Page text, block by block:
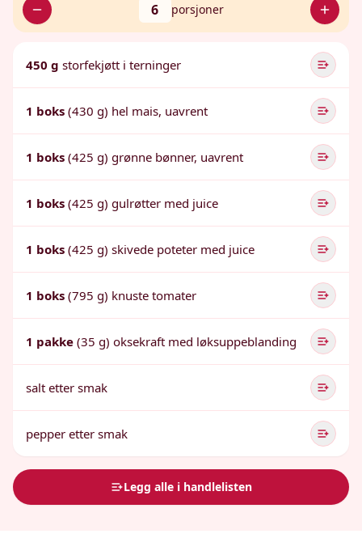
6 porsjoner
450 g storfekjøtt i terninger
1 boks (430 g) hel mais, uavrent
1 boks (425 g) grønne bønner, uavrent
1 boks (425 g) gulrøtter med juice
1 boks (425 g) skivede poteter med juice
1 boks (795 g) knuste tomater
1 pakke (35 g) oksekraft med løksuppeblanding
salt etter smak
pepper etter smak
Legg alle i handlelisten